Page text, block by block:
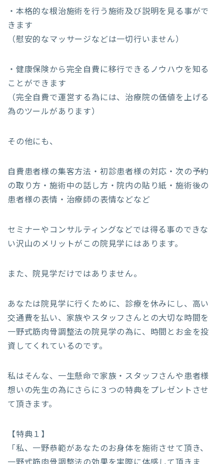
・本格的な根治施術を行う施術及び説明を見る事がで
きます
（慰安的なマッサージなどは一切行いません）
・健康保険から完全自費に移行できるノウハウを知る
ことができます
（完全自費で運営する為には、治療院の価値を上げる
為のツールがあります）
その他にも、
自費患者様の集客方法・初診患者様の対応・次の予約
の取り方・施術中の話し方・院内の貼り紙・施術後の
患者様の表情・治療師の表情などなど
セミナーやコンサルティングなどでは得る事のできな
い沢山のメリットがこの院見学にはあります。
また、院見学だけではありません。
あなたは院見学に行くために、診療を休みにし、高い
交通費を払い、家族やスタッフさんとの大切な時間を
一野式筋肉骨調整法の院見学の為に、時間とお金を投
資してくれているのです。
私はそんな、一生懸命で家族・スタッフさんや患者様
想いの先生の為にさらに３つの特典をプレゼントさせ
て頂きます。
【特典１】
「私、一野恭範があなたのお身体を施術させて頂き、